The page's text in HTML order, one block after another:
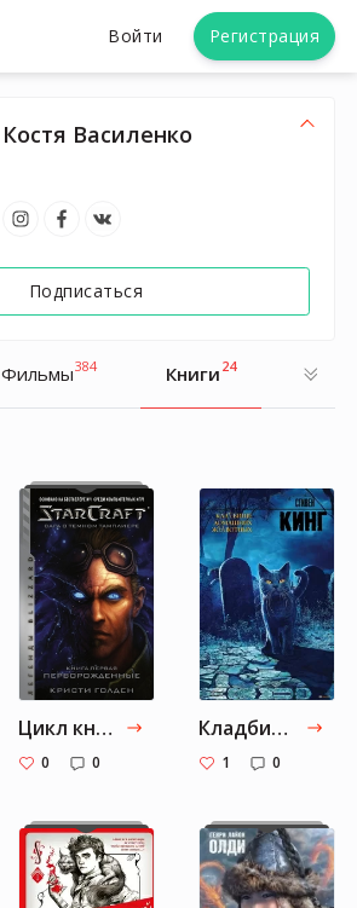
Войти Регистрация
Костя Василенко
Подписаться
Фильмы384 Книги 24
Цикл книг «Сага о Темных Тамплиерах»
0 0
Кладбище домашних животных
1 0